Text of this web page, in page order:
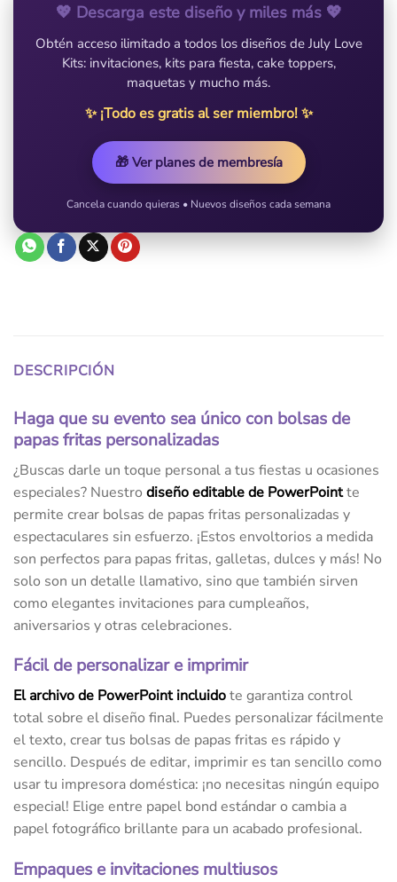
💖 Descarga este diseño y miles más 💖
Obtén acceso ilimitado a todos los diseños de July Love
Kits: invitaciones, kits para fiesta, cake toppers,
maquetas y mucho más.
✨ ¡Todo es gratis al ser miembro! ✨
🎁 Ver planes de membresía
Cancela cuando quieras • Nuevos diseños cada semana
DESCRIPCIÓN
Haga que su evento sea único con bolsas de
papas fritas personalizadas
¿Buscas darle un toque personal a tus fiestas u ocasiones
especiales? Nuestro diseñoeditable de PowerPointte
permite crear bolsas de papas fritas personalizadas y
espectaculares sin esfuerzo. ¡Estos envoltorios a medida
son perfectos para papas fritas, galletas, dulces y más! No
solo son un detalle llamativo, sino que también sirven
como elegantes invitaciones para cumpleaños,
aniversarios y otras celebraciones.
Fácil de personalizar e imprimir
El archivo de PowerPoint incluidote garantiza control
total sobre el diseño final. Puedes personalizar fácilmente
el texto, crear tus bolsas de papas fritas es rápido y
sencillo. Después de editar, imprimir es tan sencillo como
usar tu impresora doméstica: ¡no necesitas ningún equipo
especial! Elige entre papel bond estándar o cambia a
papel fotográfico brillante para un acabado profesional.
Empaques e invitaciones multiusos